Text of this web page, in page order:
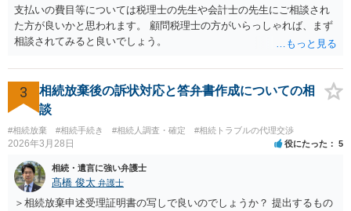
支払いの費目等については税理士の先生や会計士の先生にご相談され
た方が良いかと思われます。 顧問税理士の方がいらっしゃれば、まず
相談されてみると良いでしょう。
3
相続放棄後の訴状対応と答弁書作成についての相
談
#相続放棄 #相続手続き #相続人調査・確定 #相続トラブルの代理交渉
2026年3月28日 役にたった 5
相続・遺言に強い弁護士
髙橋 俊太 弁護士
＞相続放棄申述受理証明書の写しで良いのでしょうか？ 提出するもの